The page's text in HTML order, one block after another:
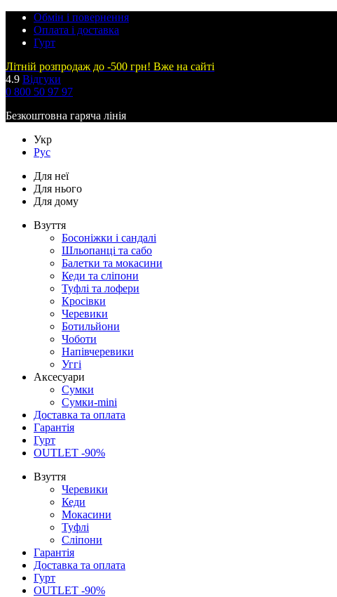
Обмін і повернення
Оплата і доставка
Гурт
Літній розпродаж до -500 грн! Вже на сайті
4.9 Відгуки
0 800 50 97 97
Безкоштовна гаряча лінія
Укр
Рус
Для неї
Для нього
Для дому
Взуття
Босоніжки і сандалі
Шльопанці та сабо
Балетки та мокасини
Кеди та сліпони
Туфлі та лофери
Кросівки
Черевики
Ботильйони
Чоботи
Напівчеревики
Уггі
Аксесуари
Сумки
Сумки-mini
Доставка та оплата
Гарантія
Гурт
OUTLET -90%
Взуття
Черевики
Кеди
Мокасини
Туфлі
Сліпони
Гарантія
Доставка та оплата
Гурт
OUTLET -90%